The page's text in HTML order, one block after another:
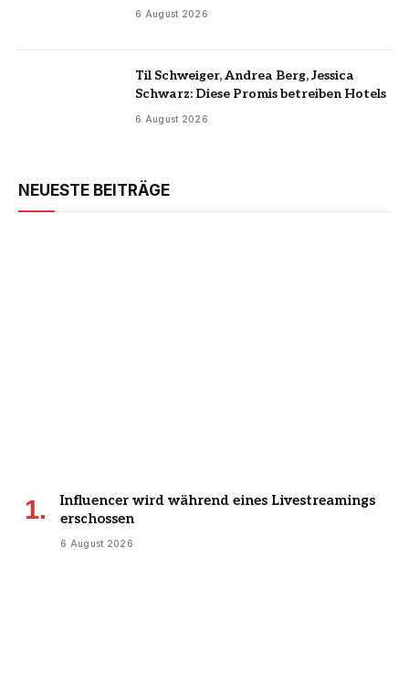
6 August 2026
Til Schweiger, Andrea Berg, Jessica
Schwarz: Diese Promis betreiben Hotels
6 August 2026
NEUESTE BEITRÄGE
Influencer wird während eines Livestreamings
erschossen
6 August 2026